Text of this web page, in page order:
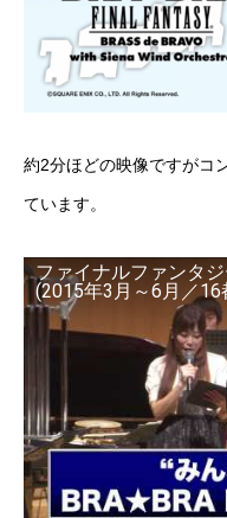
約2分ほどの映像ですがコ
ています。
ファイナルファンタ
(2015年3月～6月／16